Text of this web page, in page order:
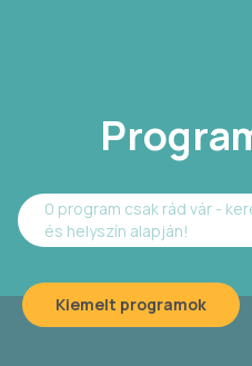
0 program csak rád vár -
és helyszín alapján!
Kiemelt programok